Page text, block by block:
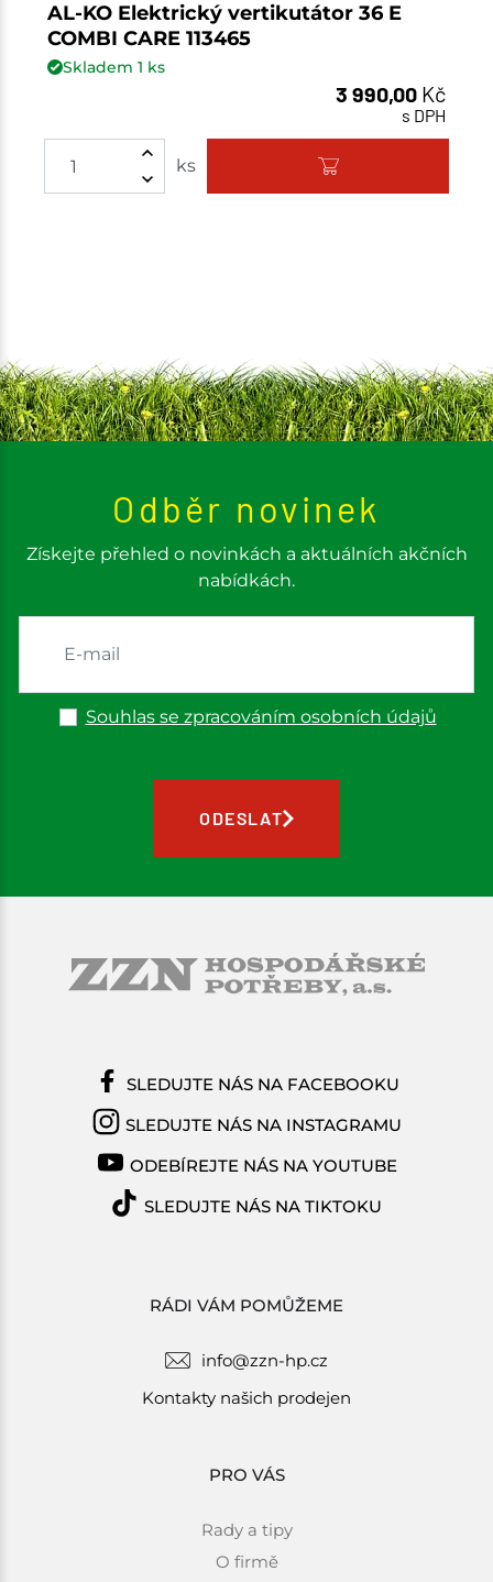
AL-KO Elektrický vertikutátor 36 E
COMBI CARE 113465
Skladem 1 ks
3 990,00 Kč
s DPH
ks
Odběr novinek
Získejte přehled o novinkách a aktuálních akčních
nabídkách.
Souhlas se zpracováním osobních údajů
ODESLAT
RÁDI VÁM POMŮŽEME
info@zzn-hp.cz
Kontakty našich prodejen
PRO VÁS
Rady a tipy
O firmě
SLEDUJTE NÁS NA FACEBOOKU
SLEDUJTE NÁS NA INSTAGRAMU
ODEBÍREJTE NÁS NA YOUTUBE
SLEDUJTE NÁS NA TIKTOKU